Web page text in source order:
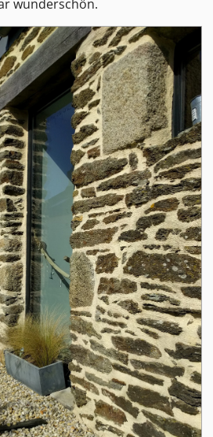
wunderschön.